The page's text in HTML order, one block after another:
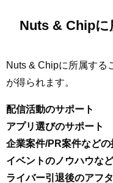
Nuts & Chipに
Nuts & Chipに所属する
が得られます。
配信活動のサポート
アプリ選びのサポート
企業案件/PR案件などの
イベントのノウハウな
ライバー引退後のアフ